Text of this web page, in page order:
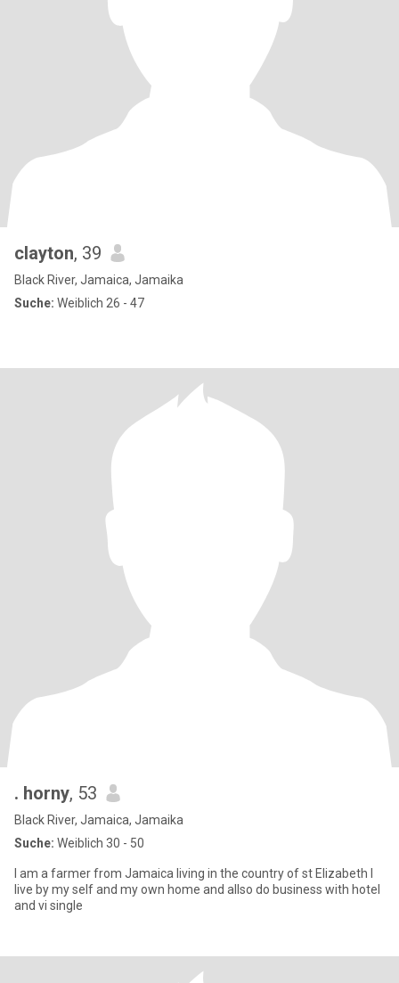
clayton, 39
Black River, Jamaica, Jamaika
Suche: Weiblich 26 - 47
. horny, 53
Black River, Jamaica, Jamaika
Suche: Weiblich 30 - 50
I am a farmer from Jamaica living in the country of st Elizabeth I
live by my self and my own home and allso do business with hotel
and vi single